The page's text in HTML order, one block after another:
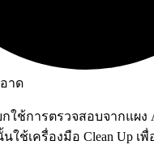
าด
ใช้การตรวจสอบจากแผง
ใช้เครื่องมือ Clean Up เ